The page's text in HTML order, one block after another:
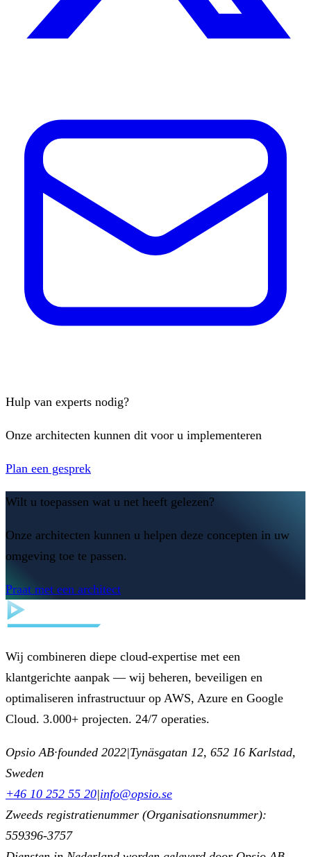
Hulp van experts nodig?
Onze architecten kunnen dit voor u implementeren
Plan een gesprek
Wilt u toepassen wat u net heeft gelezen?
Onze architecten kunnen u helpen deze concepten in uw
omgeving toe te passen.
Praat met een architect
Wij combineren diepe cloud-expertise met een
klantgerichte aanpak — wij beheren, beveiligen en
optimaliseren infrastructuur op AWS, Azure en Google
Cloud. 3.000+ projecten. 24/7 operaties.
Opsio AB·founded 2022|Tynäsgatan 12, 652 16 Karlstad,
Sweden
+46 10 252 55 20|info@opsio.se
Zweeds registratienummer (Organisationsnummer):
559396-3757